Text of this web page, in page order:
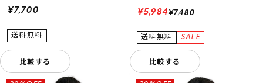
¥7,700
比較する
¥7,480
¥5,984
比較する